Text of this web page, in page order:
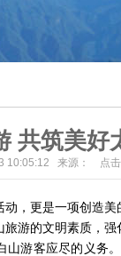
共筑美好
10:05:12 来源： 点
更是一项创造美
游的文明素质，
游客应尽的义务